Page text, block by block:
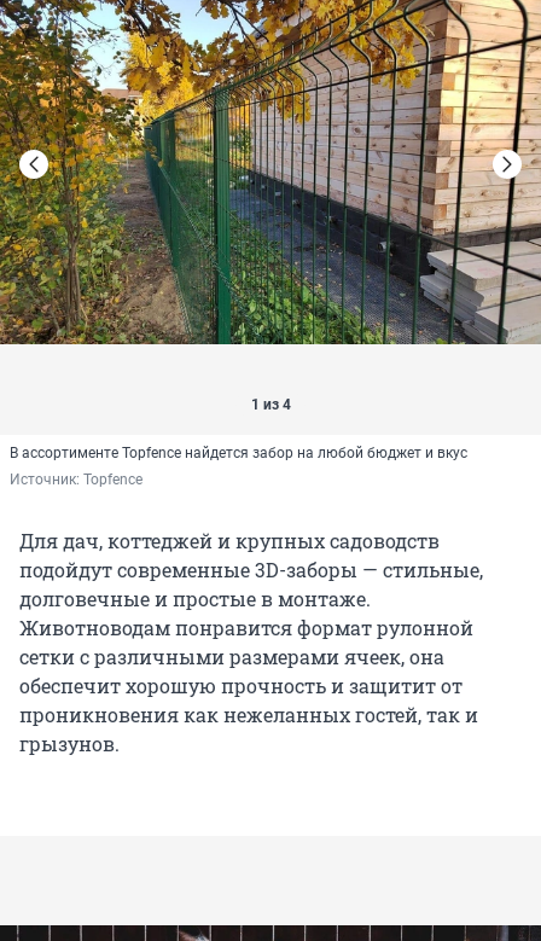
1 из 4
В ассортименте Topfence найдется забор на любой бюджет и вкус
Источник: Topfence
Для дач, коттеджей и крупных садоводств
подойдут современные 3D-заборы — стильные,
долговечные и простые в монтаже.
Животноводам понравится формат рулонной
сетки с различными размерами ячеек, она
обеспечит хорошую прочность и защитит от
проникновения как нежеланных гостей, так и
грызунов.